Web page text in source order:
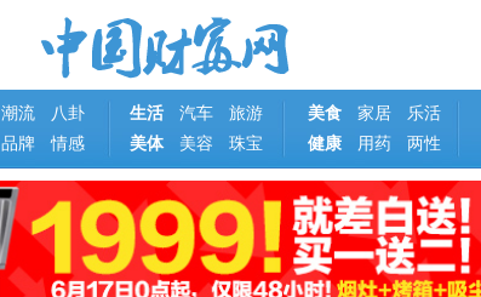
潮流 八卦 生活 汽车 旅游 美食 家居 乐活
品牌 情感 美体 美容 珠宝 健康 用药 两性